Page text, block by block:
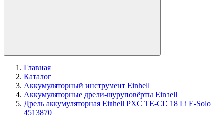
Главная
Каталог
Аккумуляторный инструмент Einhell
Аккумуляторные дрели-шуруповёрты Einhell
Дрель аккумуляторная Einhell PXC TE-CD 18 Li E-Solo
4513870